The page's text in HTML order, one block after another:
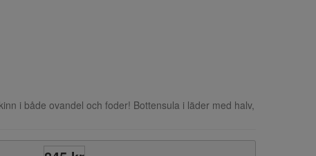
i både ovandel och foder! Bottensula i läder med halv,